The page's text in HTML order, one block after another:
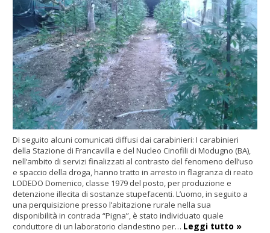
Di seguito alcuni comunicati diffusi dai carabinieri:I carabinieri
della Stazione di Francavilla e del Nucleo Cinofili di Modugno (BA),
nell’ambito di servizi finalizzati al contrasto del fenomeno dell’uso
e spaccio della droga, hanno tratto in arresto in flagranza di reato
LODEDO Domenico, classe 1979 del posto, per produzione e
detenzione illecita di sostanze stupefacenti. L’uomo, in seguito a
una perquisizione presso l’abitazione rurale nella sua
disponibilità in contrada “Pigna”, è stato individuato quale
conduttore di un laboratorio clandestino per… Leggi tutto »